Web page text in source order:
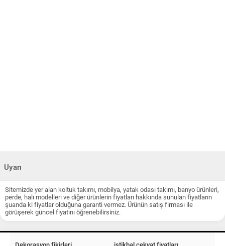
Uyarı
Sitemizde yer alan koltuk takımı, mobilya, yatak odası takımı, banyo ürünleri,
perde, halı modelleri ve diğer ürünlerin fiyatları hakkında sunulan fiyatların
şuanda ki fiyatlar olduğuna garanti vermez. Ürünün satış firması ile
görüşerek güncel fiyatını öğrenebilirsiniz.